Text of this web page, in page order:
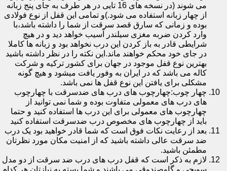
می شوند (در نسخه های 16 تایی در هر طرف به جای پنج زبانه
از چهار زبانه استفاده می شود.)و تمامی این قفل از نوع فولادی
بوده و زمانی که سارق قصد سرقت از شما را داشته باشد،با
وارد کردن ضربه مغزی سیلندر آسیب خواهد دید و در هیچ
شرایطی قادر به باز کردن این درب نخواهد بود و زبانه ها کاملا
در جای خود محکم خواهند ماند.این نکته را در نظر داشته باشید
بهترین نوع قفل موجود در جهان برای کشور ترکیه و شرکت
کاله می باشد که در ایران به وفور یافت میشود و هیچ گونه
مشکلی برای یافتن این نوع قفل ها نمی باشد.
چهار چوب:چهارچوب های درب های ضدسرقت با چهارچوب
های درب های معمولی متفاوت بوده و شما نمی توانید از
چهارچوب های معمولی برای این درب ها استفاده کنید و حتما
باید از چهارچوب های مخصوص درب ضدسرقت استفاده کنید
بعد از رعایت نکات فوق است که شما قادر خواهید بود یک درب
ضد سرقت عالی داشته باشید که از امنیت مکان مورد نظرتان
مطمئن باشید.
لازم به ذکر است که قفل درب های درب ضد سرقت از دو مدل